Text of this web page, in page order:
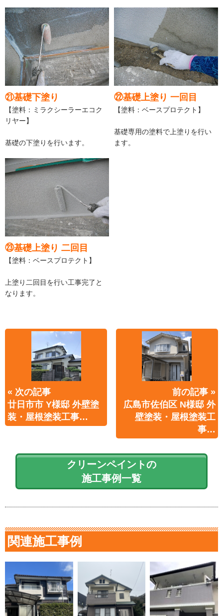
㉑基礎下塗り
【塗料：ミラクシーラーエコク
リヤー】
基礎の下塗りを行います。
㉒基礎上塗り 一回目
【塗料：ベースプロテクト】
基礎専用の塗料で上塗りを行い
ます。
㉓基礎上塗り 二回目
【塗料：ベースプロテクト】
上塗り二回目を行い工事完了と
なります。
« 次の記事
廿日市市 Y様邸 外壁塗
装・屋根塗装工事…
前の記事 »
広島市佐伯区 N様邸 外
壁塗装・屋根塗装工
事…
クリーンペイントの
施工事例一覧
関連施工事例